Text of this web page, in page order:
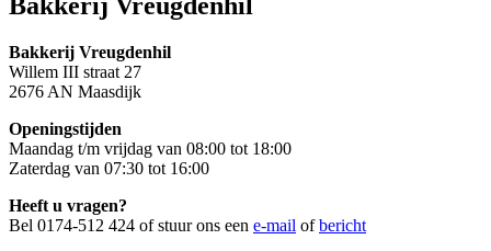
Bakkerij Vreugdenhil
Willem III straat 27
2676 AN Maasdijk
Openingstijden
Maandag t/m vrijdag van 08:00 tot 18:00
Zaterdag van 07:30 tot 16:00
Heeft u vragen?
Bel 0174-512 424 of stuur ons een e-mail ofbericht